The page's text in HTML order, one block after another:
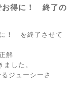
お得に！ 終了の
！ を終了させて
解
した。
るジューシーさ